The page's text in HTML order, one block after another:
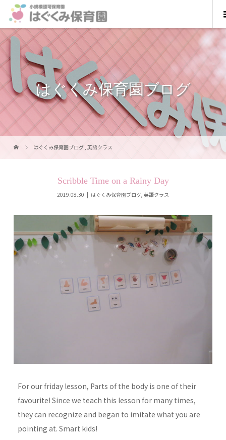
はぐくみ保育園ブログ
はぐくみ保育園ブログ,英語クラス
Scribble Time on a Rainy Day
2019.08.30 はぐくみ保育園ブログ 英語クラス
For our friday lesson, Parts of the body is one of their
favourite! Since we teach this lesson for many times,
they can recognize and began to imitate what you are
pointing at. Smart kids!